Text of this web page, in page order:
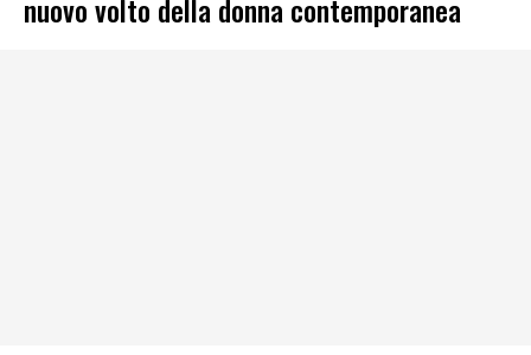
nuovo volto della donna contemporanea